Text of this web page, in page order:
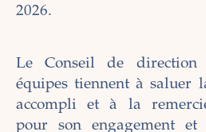
2026.
Le Conseil de direction
équipes tiennent à saluer
accompli et à la
pour son engagement